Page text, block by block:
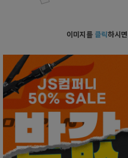
이미지를 클릭하시